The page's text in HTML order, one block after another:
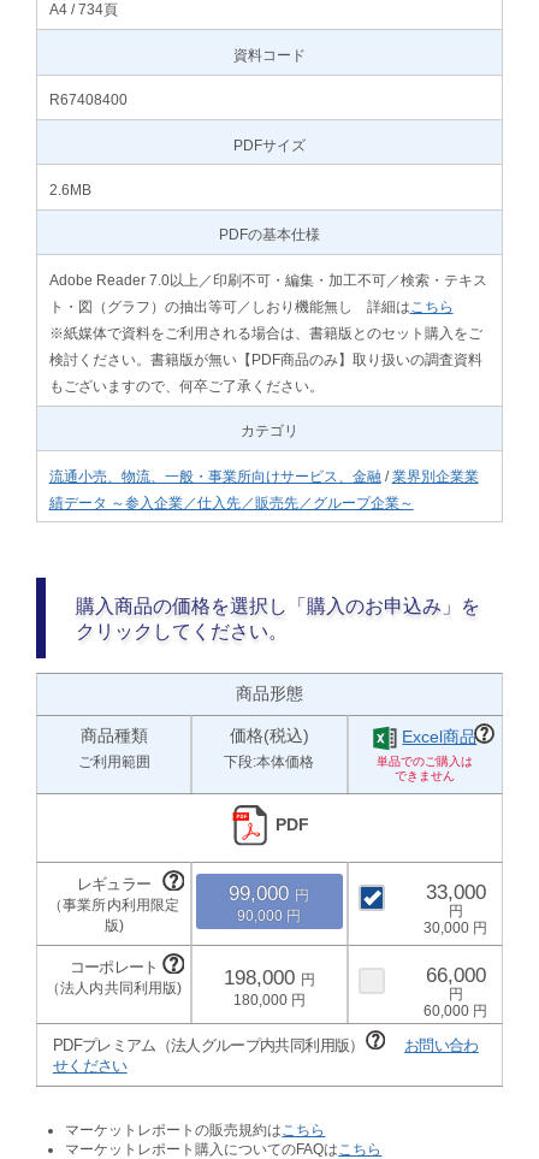
A4 / 734頁
資料コード
R67408400
PDFサイズ
2.6MB
PDFの基本仕様
Adobe Reader 7.0以上／印刷不可・編集・加工不可／検索・テキス
ト・図（グラフ）の抽出等可／しおり機能無し 詳細は こちら
※紙媒体で資料をご利用される場合は、書籍版とのセット購入をご
検討ください。書籍版が無い【PDF商品のみ】取り扱いの調査資料
もございますので、何卒ご了承ください。
カテゴリ
流通小売、物流、一般・事業所向けサービス、金融 /業界別企業業
績データ ～参入企業／仕入先／販売先／グループ企業～
購入商品の価格を選択し「購入のお申込み」を
クリックしてください。
商品形態
商品種類
ご利用範囲
価格(税込)
下段:本体価格
Excel商品
PDF
99,000
90,000
33,000
30,000
198,000
180,000
66,000
60,000
PDFプレミアム（法人グループ内共同利用版）
お問い合わ
せください
マーケットレポートの販売規約は こちら
マーケットレポート購入についてのFAQは こちら